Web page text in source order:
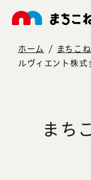
ホーム まちこ
ルヴィエント株式
まち